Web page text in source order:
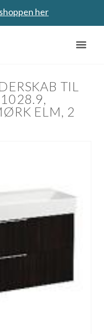
her
TIL
ELM, 2